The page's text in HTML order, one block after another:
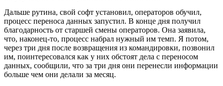
Дальше рутина, свой софт установил, операторов обучил,
процесс переноса данных запустил. В конце дня получил
благодарность от старшей смены операторов. Она заявила,
что, наконец-то, процесс набрал нужный им темп. Я потом,
через три дня после возвращения из командировки, позвонил
им, поинтересовался как у них обстоят дела с переносом
данных, сообщили, что за три дня они перенесли информации
больше чем они делали за месяц.